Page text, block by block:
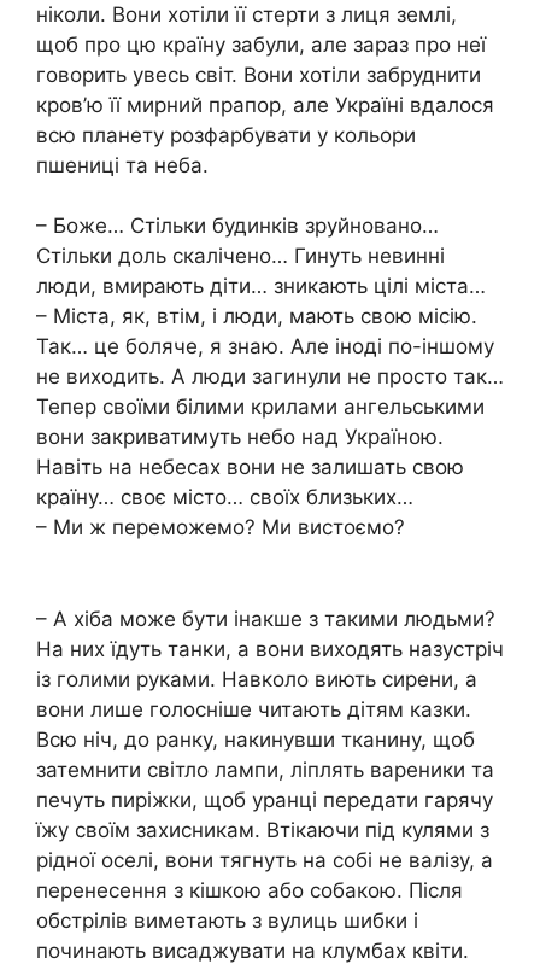
ніколи. Вони хотіли її стерти з лиця землі,
щоб про цю країну забули, але зараз про неї
говорить увесь світ. Вони хотіли забруднити
кров’ю її мирний прапор, але Україні вдалося
всю планету розфарбувати у кольори
пшениці та неба.
– Боже… Стільки будинків зруйновано…
Стільки доль скалічено… Гинуть невинні
люди, вмирають діти… зникають цілі міста…
– Міста, як, втім, і люди, мають свою місію.
Так… це боляче, я знаю. Але іноді по-іншому
не виходить. А люди загинули не просто так…
Тепер своїми білими крилами ангельськими
вони закриватимуть небо над Україною.
Навіть на небесах вони не залишать свою
країну… своє місто… своїх близьких…
– Ми ж переможемо? Ми вистоємо?
– А хіба може бути інакше з такими людьми?
На них їдуть танки, а вони виходять назустріч
із голими руками. Навколо виють сирени, а
вони лише голосніше читають дітям казки.
Всю ніч, до ранку, накинувши тканину, щоб
затемнити світло лампи, ліплять вареники та
печуть пиріжки, щоб уранці передати гарячу
їжу своїм захисникам. Втікаючи під кулями з
рідної оселі, вони тягнуть на собі не валізу, а
перенесення з кішкою або собакою. Після
обстрілів виметають з вулиць шибки і
починають висаджувати на клумбах квіти.